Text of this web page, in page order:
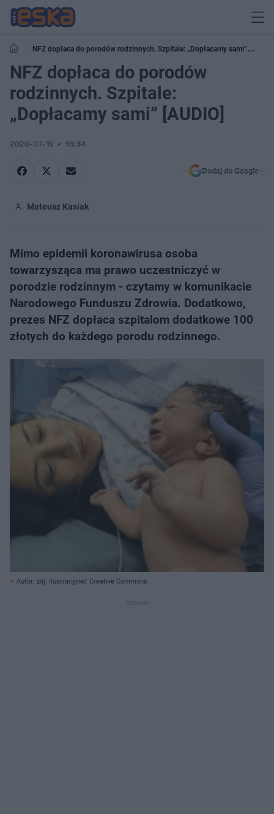
NFZ dopłaca do porodów rodzinnych. Szpitale: „Dopłacamy sami”
[AUDIO]
NFZ dopłaca do porodów
rodzinnych. Szpitale:
„Dopłacamy sami” [AUDIO]
2020-07-15 16:34
Dodaj do Google
Mateusz Kasiak
Mimo epidemii koronawirusa osoba
towarzysząca ma prawo uczestniczyć w
porodzie rodzinnym - czytamy w komunikacie
Narodowego Funduszu Zdrowia. Dodatkowo,
prezes ​NFZ dopłaca szpitalom dodatkowe 100
złotych do każdego porodu rodzinnego.
Autor: zdj. ilustracyjne/ Creative Commons